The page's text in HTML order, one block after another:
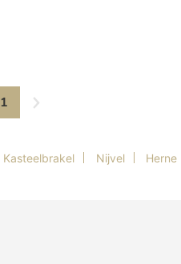
1
Kasteelbrakel Nijvel Herne